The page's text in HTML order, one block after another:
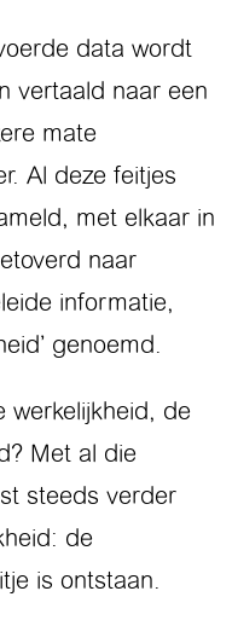
data wordt
vertaald naar een
mate
Al deze feitjes
met elkaar in
naar
infor­matie,
genoemd.
werkelijk­heid, de
Met al die
steeds verder
de
is ontstaan.